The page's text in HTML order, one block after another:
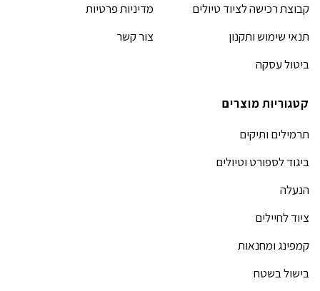
קבוצת רכישה לציוד טיולים
תנאי שימוש ותקנון
ביטול עסקה
מדיניות פרטיות
צור קשר
קטגוריות מוצרים
תרמילים ותיקים
ביגוד לספורט וטיולים
הנעלה
ציוד לחיילים
קמפינג ומחנאות
בישול בשטח